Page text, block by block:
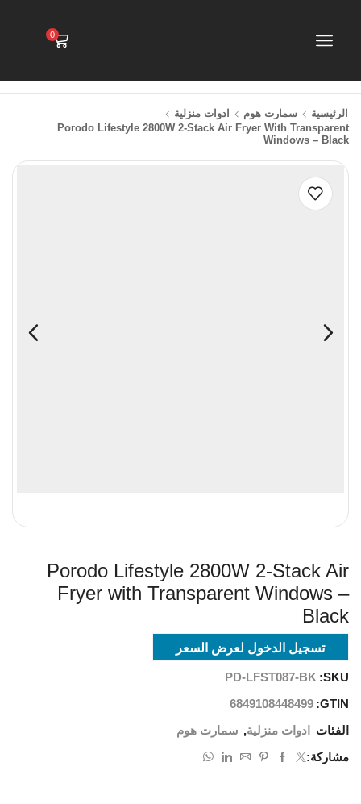
0
الرئيسية سمارت هوم
ادوات منزلية
Porodo Lifestyle 2800W 2-Stack Air Fryer With Transparent
Windows – Black
Porodo Lifestyle 2800W 2-Stack Air
Fryer with Transparent Windows –
Black
تسجيل الدخول لعرض السعر
SKU:
PD-LFST087-BK
GTIN:
6849108448499
الفئات ادوات منزلية, سمارت هوم
مشاركة: